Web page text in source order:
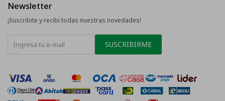
Newsletter
¡Suscribite y recibí todas nuestras novedades!
SUSCRIBIRME